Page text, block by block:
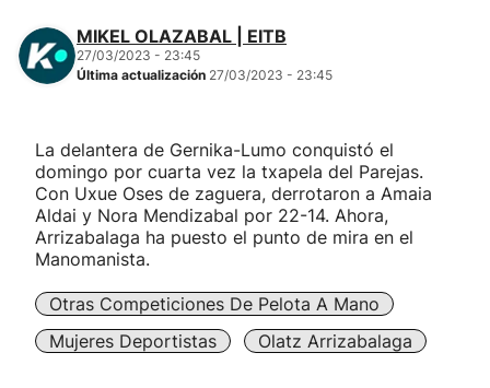
Carreras de montaña
"Helmuga"
MIKEL OLAZABAL | EITB
27/03/2023 - 23:45
Última actualización 27/03/2023 - 23:45
La delantera de Gernika-Lumo conquistó el
domingo por cuarta vez la txapela del Parejas.
Con Uxue Oses de zaguera, derrotaron a Amaia
Aldai y Nora Mendizabal por 22-14. Ahora,
Arrizabalaga ha puesto el punto de mira en el
Manomanista.
Otras Competiciones De Pelota A Mano
Mujeres Deportistas
Olatz Arrizabalaga